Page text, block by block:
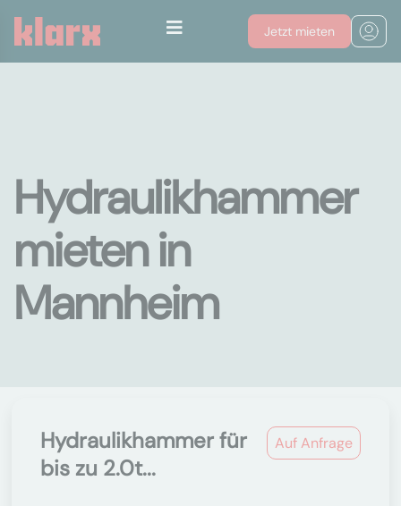
Jetzt mieten
Hydraulikhammer
mieten in
Mannheim
Auf Anfrage
Hydraulikhammer für
bis zu 2.0t...